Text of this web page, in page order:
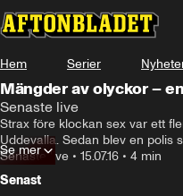
Hem Serier
Mängder av olyckor –
Senaste live
Strax före klockan sex var ett
Uddevalla. Sedan blev en polis
skadad. Under morgonen har
Götaland.
Senaste live • 15.07.16 • 4 min
Se mer
Senast